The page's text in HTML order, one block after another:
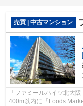
売買 | 中古マンション
「ファミールハイツ北大
400m以内に「Foods